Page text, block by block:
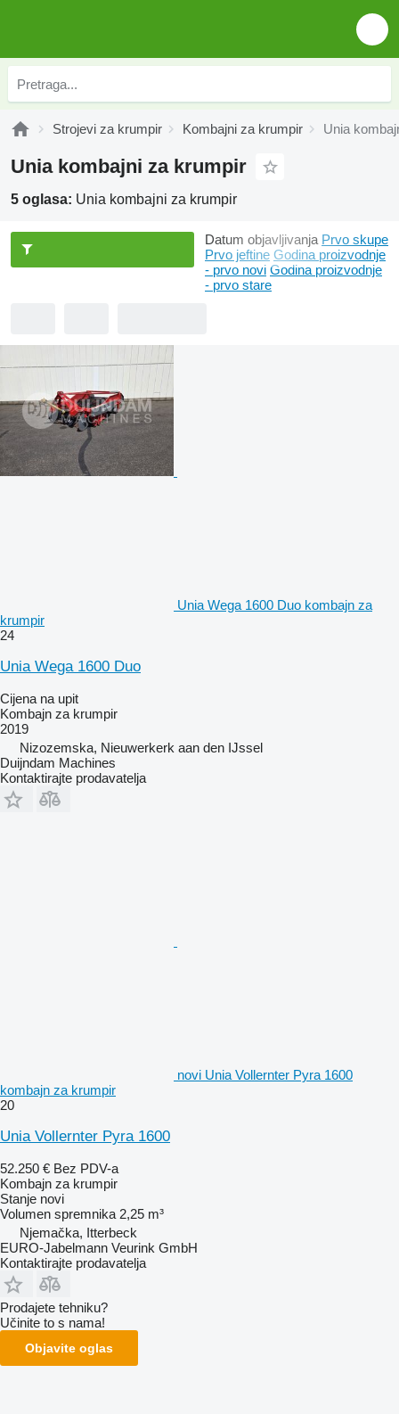
Strojevi za krumpir Kombajni za krumpir Unia
Unia kombajni za krumpir
5 oglasa: Unia kombajni za krumpir
Datum objavljivanja Prvo skupe
Prvo jeftine Godina proizvodnje
- prvo novi Godina proizvodnje
- prvo stare
Unia Wega 1600 Duo kombajn za
krumpir
24
Unia Wega 1600 Duo
Cijena na upit
Kombajn za krumpir
2019
Nizozemska, Nieuwerkerk aan den IJssel
Duijndam Machines
Kontaktirajte prodavatelja
novi Unia Vollernter Pyra 1600
kombajn za krumpir
20
Unia Vollernter Pyra 1600
52.250 € Bez PDV-a
Kombajn za krumpir
Stanje novi
Volumen spremnika 2,25 m³
Njemačka, Itterbeck
EURO-Jabelmann Veurink GmbH
Kontaktirajte prodavatelja
Prodajete tehniku?
Učinite to s nama!
Objavite oglas